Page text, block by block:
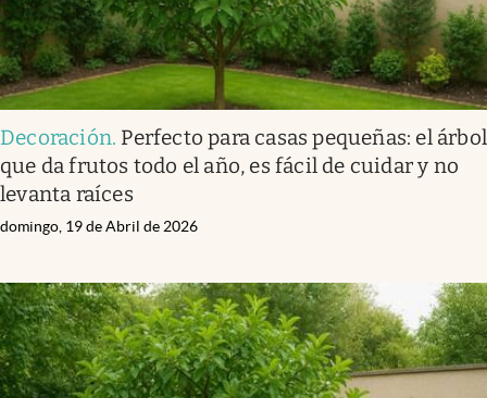
Decoración. Perfecto para casas pequeñas: el árbol
que da frutos todo el año, es fácil de cuidar y no
levanta raíces
domingo, 19 de Abril de 2026